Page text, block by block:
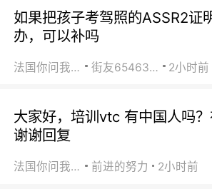
如果把孩子考驾照的ASSR2证
办，可以补吗
法国你问我答 街友65463281 2小时前
大家好，培训vtc 有中国人吗？
谢谢回复
法国你问我答 前进的努力 2小时前